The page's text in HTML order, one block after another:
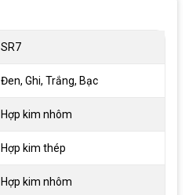
SR7
Đen, Ghi, Trắng, Bạc
Hợp kim nhôm
Hợp kim thép
Hợp kim nhôm